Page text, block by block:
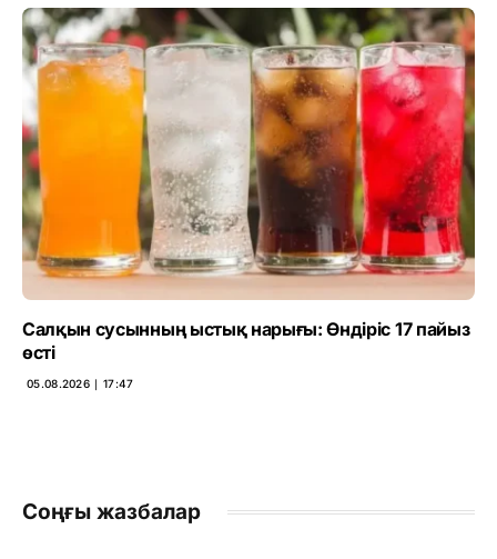
Салқын сусынның ыстық нарығы: Өндіріс 17 пайыз
өсті
05.08.2026 ∣ 17:47
Соңғы жазбалар